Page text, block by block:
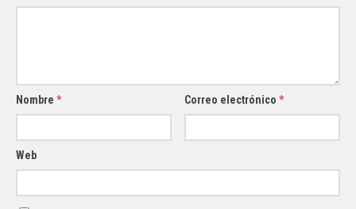
Nombre * Correo electrónico*
Web